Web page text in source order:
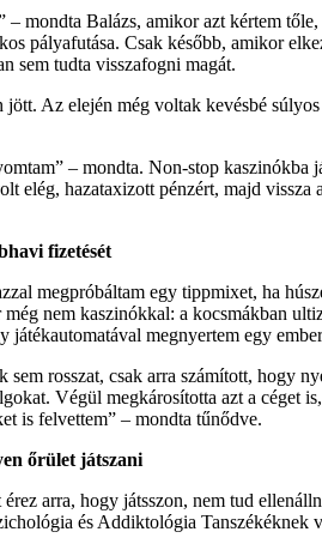
mondta Balázs, amikor azt kértem
pályafutása. Csak később, amikor
sem tudta visszafogni magát.
Az elején még voltak kevésbé
– mondta. Non-stop kaszinókba
elég, hazataxizott pénzért, majd
fizetését
megpróbáltam egy tippmixet, ha
még nem kaszinókkal: a kocsmákban
megnyertem egy
sem rosszat, csak arra számított, hogy
Végül megkárosította azt a céget
is felvettem” – mondta tűnődve.
őrület játszani
arra, hogy játsszon, nem tud
és Addiktológia Tanszékéknek